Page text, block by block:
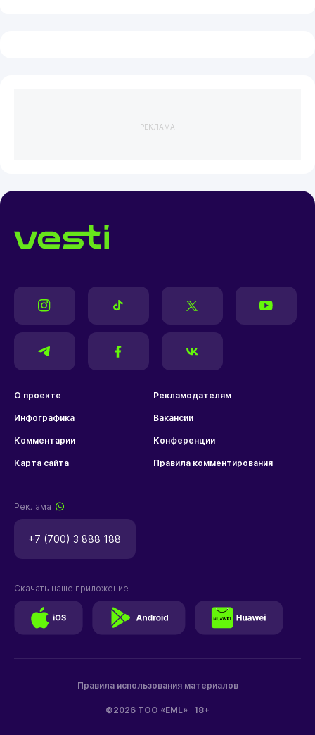
РЕКЛАМА
О проекте Рекламодателям
Инфографика Вакансии
Комментарии Конференции
Карта сайта Правила комментирования
Реклама
+7 (700) 3 888 188
©2026 ТОО «EML» 18+
Правила использования материалов
Скачать наше приложение